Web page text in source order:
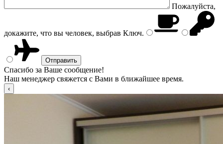
Пожалуйста,
докажите, что вы человек, выбрав Ключ.
Спасибо за Ваше сообщение!
Наш менеджер свяжется с Вами в ближайшее время.